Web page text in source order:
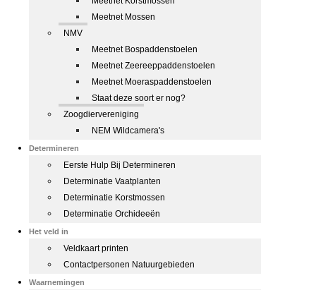
Meetnet Mossen
NMV
Meetnet Bospaddenstoelen
Meetnet Zeereeppaddenstoelen
Meetnet Moeraspaddenstoelen
Staat deze soort er nog?
Zoogdiervereniging
NEM Wildcamera's
Determineren
Eerste Hulp Bij Determineren
Determinatie Vaatplanten
Determinatie Korstmossen
Determinatie Orchideeën
Het veld in
Veldkaart printen
Contactpersonen Natuurgebieden
Waarnemingen